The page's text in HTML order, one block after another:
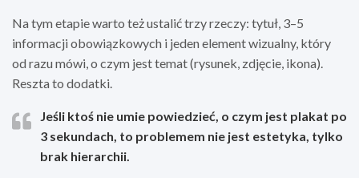
Na tym etapie warto też ustalić trzy rzeczy: tytuł, 3–5
informacji obowiązkowych i jeden element wizualny, który
od razu mówi, o czym jest temat (rysunek, zdjęcie, ikona).
Reszta to dodatki.
Jeśli ktoś nie umie powiedzieć, o czym jest plakat po
3 sekundach, to problemem nie jest estetyka, tylko
brak hierarchii.